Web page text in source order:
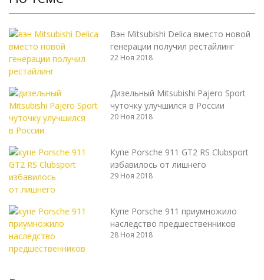
Вэн Mitsubishi Delica вместо новой
генерации получил рестайлинг
22 Ноя 2018
Дизельный Mitsubishi Pajero Sport
чуточку улучшился в России
20 Ноя 2018
Купе Porsche 911 GT2 RS Clubsport
избавилось от лишнего
29 Ноя 2018
Купе Porsche 911 приумножило
наследство предшественников
28 Ноя 2018